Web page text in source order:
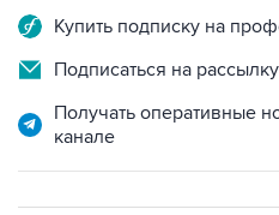
Купить подписку на
Подписаться на
Получать оперативные
канале